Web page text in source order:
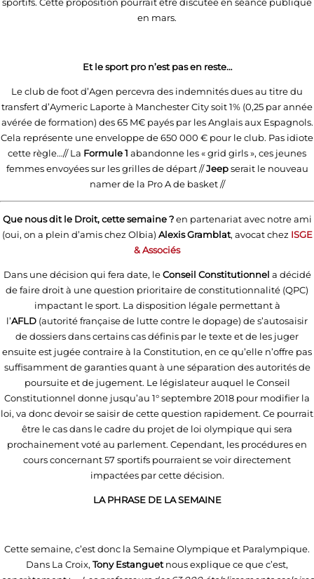
en mars.
Et le sport pro n’est pas en reste…
Le club de foot d’Agen percevra des indemnités dues au titre du
transfert d’Aymeric Laporte à Manchester City soit 1% (0,25 par année
avérée de formation) des 65 M€ payés par les Anglais aux Espagnols.
Cela représente une enveloppe de 650 000 € pour le club. Pas idiote
cette règle…// La Formule 1 abandonne les « grid girls », ces jeunes
femmes envoyées sur les grilles de départ //Jeepserait le nouveau
namer de la Pro A de basket //
Que nous dit le Droit, cette semaine ?en partenariat avec notre ami
(oui, on a plein d’amis chez Olbia) Alexis Gramblat, avocat chez ISGE
& Associés
Dans une décision qui fera date, leConseil Constitutionnel a décidé
de faire droit à une question prioritaire de constitutionnalité (QPC)
impactant le sport. La disposition légale permettant à
l’AFLD (autorité française de lutte contre le dopage) de s’autosaisir
de dossiers dans certains cas définis par le texte et de les juger
ensuite est jugée contraire à la Constitution, en ce qu’elle n’offre pas
suffisamment de garanties quant à une séparation des autorités de
poursuite et de jugement. Le législateur auquel le Conseil
Constitutionnel donne jusqu’au 1° septembre 2018 pour modifier la
loi, va donc devoir se saisir de cette question rapidement. Ce pourrait
être le cas dans le cadre du projet de loi olympique qui sera
prochainement voté au parlement. Cependant, les procédures en
cours concernant 57 sportifs pourraient se voir directement
impactées par cette décision.
LA PHRASE DE LA SEMAINE
Cette semaine, c’est donc la Semaine Olympique et Paralympique.
Dans La Croix, Tony Estanguet nous explique ce que c’est,